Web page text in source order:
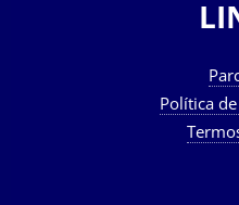
Política